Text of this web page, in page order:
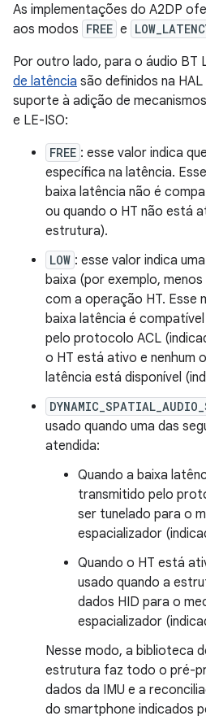
As implementações do A2DP
aos modos FREE e
Por outro lado, para o áudio BT
de latência são definidos na
suporte à adição de
e LE-ISO:
FREE : esse valor indica
específica na latência.
baixa latência não é
ou quando o HT não está
estrutura).
LOW : esse valor indica
baixa (por exemplo,
com a operação HT. Esse
baixa latência é
pelo protocolo ACL
o HT está ativo e nenhum
latência está disponível
usado quando uma das
atendida:
Quando a baixa
transmitido pelo
ser tunelado para o
espacializador
Quando o HT está
usado quando a
dados HID para o
espacializador
Nesse modo, a biblioteca
estrutura faz todo o pré-
dados da IMU e a
do smartphone indicados